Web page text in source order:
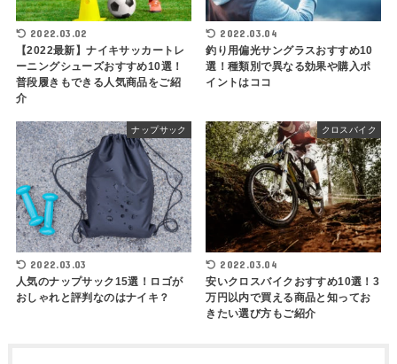
2022.03.02
【2022最新】ナイキサッカートレ
ーニングシューズおすすめ10選！
普段履きもできる人気商品をご紹
介
2022.03.04
釣り用偏光サングラスおすすめ10
選！種類別で異なる効果や購入ポ
イントはココ
ナップサック
2022.03.03
人気のナップサック15選！ロゴが
おしゃれと評判なのはナイキ？
クロスバイク
2022.03.04
安いクロスバイクおすすめ10選！3
万円以内で買える商品と知ってお
きたい選び方もご紹介